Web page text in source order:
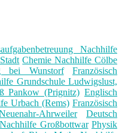
Nachhilfe
Chemie Nachhilfe Cölbe
bei Wunstorf
Französisch
Grundschule Ludwigslust,
Pankow (Prignitz) Englisch
Urbach (Rems) Französisch
Ahrweiler
Deutsch
Großbottwar Physik